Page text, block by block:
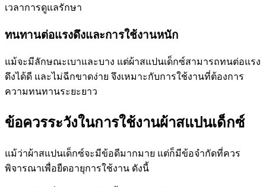
เวลาการดูแลรักษา
ทนทานต่อแรงดึงและการใช้งานหนัก
แม้จะมีลักษณะเบาและบาง แต่ผ้าสแปนเด็กซ์สามารถทนต่อแรง
ดึงได้ดี และไม่ฉีกขาดง่าย จึงเหมาะกับการใช้งานที่ต้องการ
ความทนทานระยะยาว
ข้อควรระวังในการใช้งานผ้าสแปนเด็กซ์
แม้ว่าผ้าสแปนเด็กซ์จะมีข้อดีมากมาย แต่ก็มีข้อจำกัดที่ควร
พิจารณาเพื่อยืดอายุการใช้งาน ดังนี้